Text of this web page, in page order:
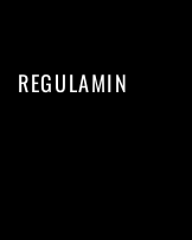
REGULAMIN